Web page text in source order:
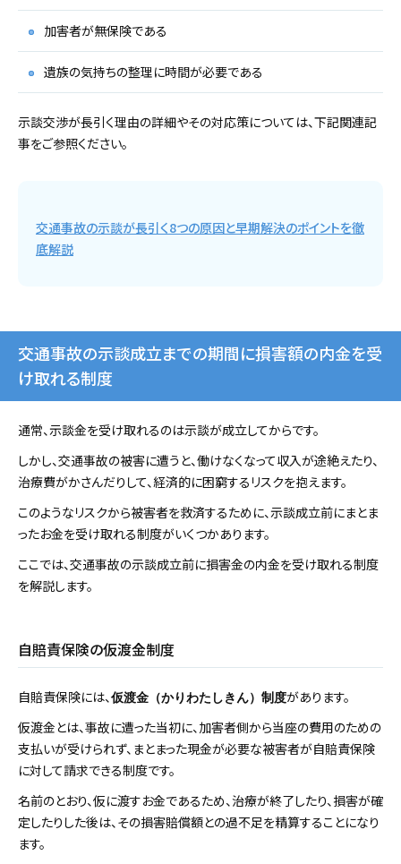
加害者が無保険である
遺族の気持ちの整理に時間が必要である
示談交渉が長引く理由の詳細やその対応策については、下記関連記
事をご参照ください。
交通事故の示談が長引く8つの原因と早期解決のポイントを徹
底解説
交通事故の示談成立までの期間に損害額の内金を受
け取れる制度
通常、示談金を受け取れるのは示談が成立してからです。
しかし、交通事故の被害に遭うと、働けなくなって収入が途絶えたり、
治療費がかさんだりして、経済的に困窮するリスクを抱えます。
このようなリスクから被害者を救済するために、示談成立前にまとま
ったお金を受け取れる制度がいくつかあります。
ここでは、交通事故の示談成立前に損害金の内金を受け取れる制度
を解説します。
自賠責保険の仮渡金制度
自賠責保険には、仮渡金（かりわたしきん）制度があります。
仮渡金とは、事故に遭った当初に、加害者側から当座の費用のための
支払いが受けられず、まとまった現金が必要な被害者が自賠責保険
に対して請求できる制度です。
名前のとおり、仮に渡すお金であるため、治療が終了したり、損害が確
定したりした後は、その損害賠償額との過不足を精算することになり
ます。